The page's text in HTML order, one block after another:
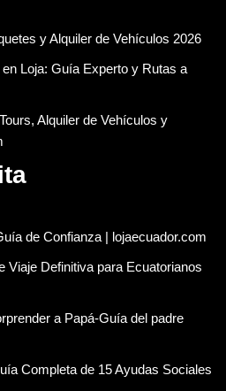
y Alquiler de Vehículos 2026
Loja: Guía Experto y Rutas a
Alquiler de Vehículos y
de Confianza | lojaecuador.com
Viaje Definitiva para Ecuatorianos
a Papá-Guía del padre
Completa de 15 Ayudas Sociales